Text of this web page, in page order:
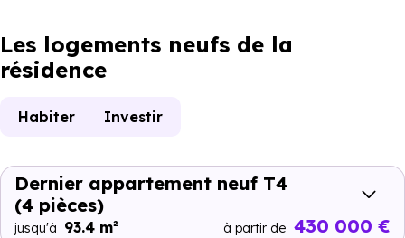
Les logements neufs de la
résidence
Habiter Investir
Dernier appartement neuf T4
(4 pièces)
jusqu'à 93.4 m² à partir de 430 000 €